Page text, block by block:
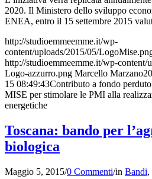
2020. Il Ministero dello sviluppo
ENEA, entro il 15 settembre 2015
http://studioemmeemme.it/wp-
content/uploads/2015/05/
http://studioemmeemme.it/wp-
Logo-azzurro.png Marcello Marzano
15 08:49:43Contributo a fondo
MISE per stimolare le PMI alla
energetiche
Toscana: bando per
biologica
Maggio 5, 2015/0 Commenti/in Bandi,